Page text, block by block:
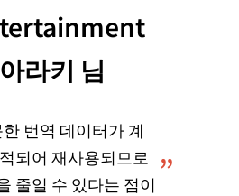
라키 님
번역 데이터가 계
되어 재사용되므로
줄일 수 있다는 점이 ”